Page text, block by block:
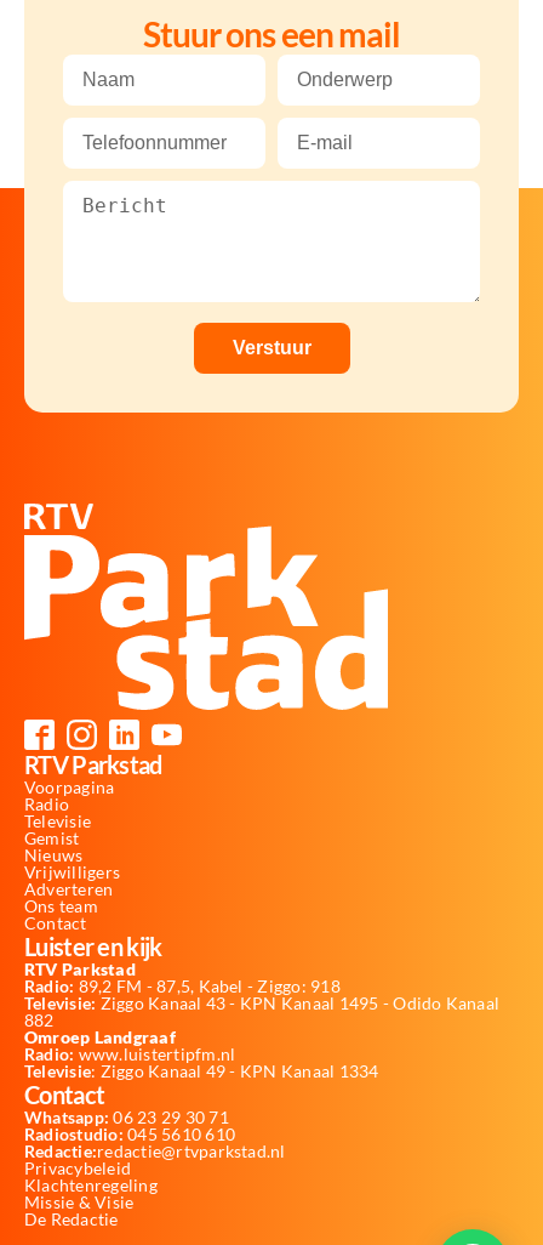
Stuur ons een mail
RTV Parkstad
Voorpagina
Radio
Televisie
Gemist
Nieuws
Vrijwilligers
Adverteren
Ons team
Contact
Luister en kijk
RTV Parkstad
Radio: 89,2 FM - 87,5, Kabel - Ziggo: 918
Televisie: Ziggo Kanaal 43 - KPN Kanaal 1495 - Odido Kanaal
882
Omroep Landgraaf
Radio: www.luistertipfm.nl
Televisie: Ziggo Kanaal 49 - KPN Kanaal 1334
Contact
Whatsapp: 06 23 29 30 71
Radiostudio: 045 5610 610
Redactie:redactie@rtvparkstad.nl
Privacybeleid
Klachtenregeling
Missie & Visie
De Redactie